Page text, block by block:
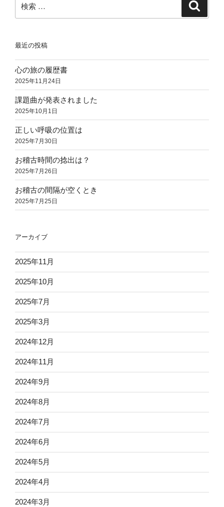
索:
最近の投稿
心の旅の履歴書
2025年11月24日
課題曲が発表されました
2025年10月1日
正しい呼吸の位置は
2025年7月30日
お稽古時間の捻出は？
2025年7月26日
お稽古の間隔が空くとき
2025年7月25日
アーカイブ
2025年11月
2025年10月
2025年7月
2025年3月
2024年12月
2024年11月
2024年9月
2024年8月
2024年7月
2024年6月
2024年5月
2024年4月
2024年3月